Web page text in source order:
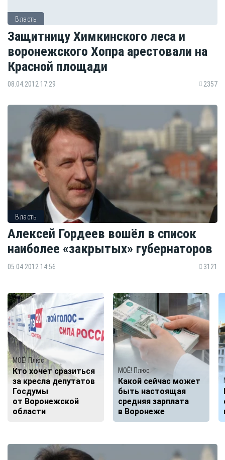
Власть
Защитницу Химкинского леса и
воронежского Хопра арестовали на
Красной площади
08.04.2012 17:29 2357
Власть
Алексей Гордеев вошёл в список
наиболее «закрытых» губернаторов
05.04.2012 14:56 3121
МОЁ! Плюс
Кто хочет сразиться
за кресла депутатов
Госдумы
от Воронежской
области
МОЁ! Плюс
Какой сейчас может
быть настоящая
средняя зарплата
в Воронеже